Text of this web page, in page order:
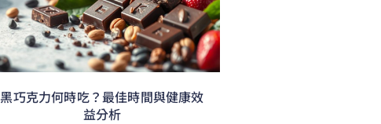
黑巧克力何時吃？最佳時間與健康效
益分析